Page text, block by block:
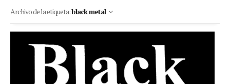
Archivo de la etiqueta:black metal